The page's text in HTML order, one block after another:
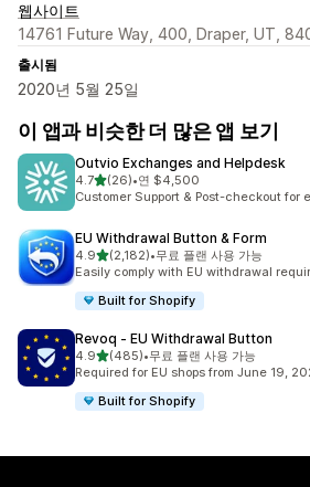
웹사이트
14761 Future Way, 400, Draper, UT,
출시됨
2020년 5월 25일
이 앱과 비슷한 더 많은 앱 보기
Outvio Exchanges and Helpdesk
4.7별 5개 중
(26)
총 리뷰 26개
•연 $4,500
Customer Support & Post-checkout for
EU Withdrawal Button & Form
4.9별 5개 중
(2,182)
총 리뷰 2182개
•무료 플랜 사용 가능
Easily comply with EU withdrawal
Built for Shopify
Revoq ‑ EU Withdrawal Button
4.9별 5개 중
(485)
총 리뷰 485개
•무료 플랜 사용 가능
Required for EU shops from June 19,
Built for Shopify